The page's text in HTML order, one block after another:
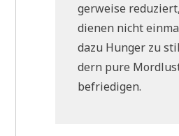
ger­wei­se
die­nen nicht
dazu Hun­ger zu
dern pure
befriedigen.